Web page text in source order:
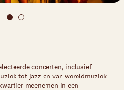
concerten, inclusief
tot jazz en van wereldmuziek
meenemen in een